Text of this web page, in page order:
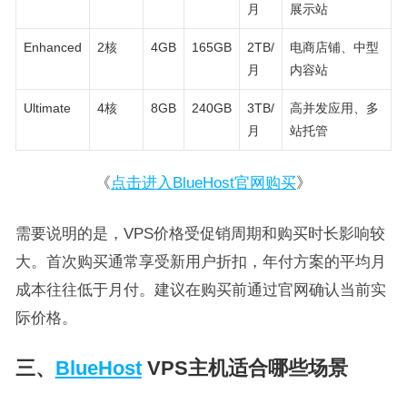
月
展示站
Enhanced 2核 4GB 165GB
2TB/
月
电商店铺、中型
内容站
Ultimate 4核 8GB 240GB
3TB/
月
高并发应用、多
站托管
《点击进入BlueHost官网购买》
需要说明的是，VPS价格受促销周期和购买时长影响较
大。首次购买通常享受新用户折扣，年付方案的平均月
成本往往低于月付。建议在购买前通过官网确认当前实
际价格。
三、 BlueHostVPS主机适合哪些场景